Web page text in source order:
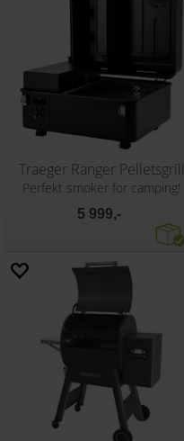
Traeger Ranger Pelletsgrill
Perfekt smoker for camping!
5 999,-